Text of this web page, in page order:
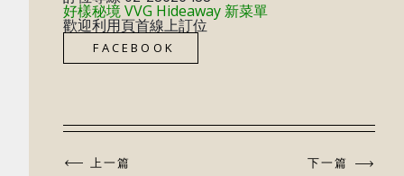
好樣秘境 VVG Hideaway 新菜單
​歡迎利用頁首線上訂位
FACEBOOK
上一篇 下一篇